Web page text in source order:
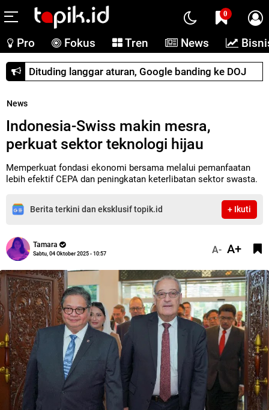
0
Pro Fokus Tren News
Dituding langgar aturan, Google banding ke DOJ
News
Indonesia-Swiss makin mesra,
perkuat sektor teknologi hijau
Memperkuat fondasi ekonomi bersama melalui pemanfaatan
lebih efektif CEPA dan peningkatan keterlibatan sektor swasta.
Berita terkini dan eksklusif topik.id + Ikuti
Tamara
Sabtu, 04 Oktober 2025 - 10:57 A- A+